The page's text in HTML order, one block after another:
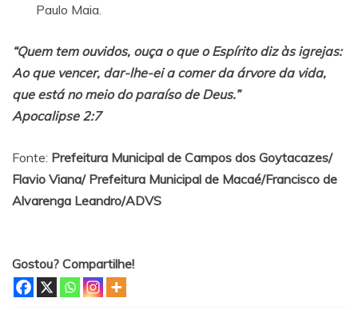
Paulo Maia.
“Quem tem ouvidos, ouça o que o Espírito diz às igrejas:
Ao que vencer, dar-lhe-ei a comer da árvore da vida,
que está no meio do paraíso de Deus.”
Apocalipse 2:7
Fonte: Prefeitura Municipal de Campos dos Goytacazes/
Flavio Viana/ Prefeitura Municipal de Macaé/Francisco de
Alvarenga Leandro/ADVS
Gostou? Compartilhe!